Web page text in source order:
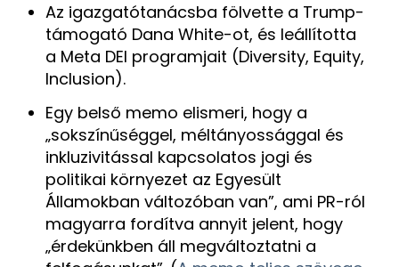
Az igazgatótanácsba fölvette a Trump-
támogató Dana White-ot, és leállította
a Meta DEI programjait (Diversity, Equity,
Inclusion).
Egy belső memo elismeri, hogy a
„sokszínűséggel, méltányossággal és
inkluzivitással kapcsolatos jogi és
politikai környezet az Egyesült
Államokban változóban van”, ami PR-ról
magyarra fordítva annyit jelent, hogy
„érdekünkben áll megváltoztatni a